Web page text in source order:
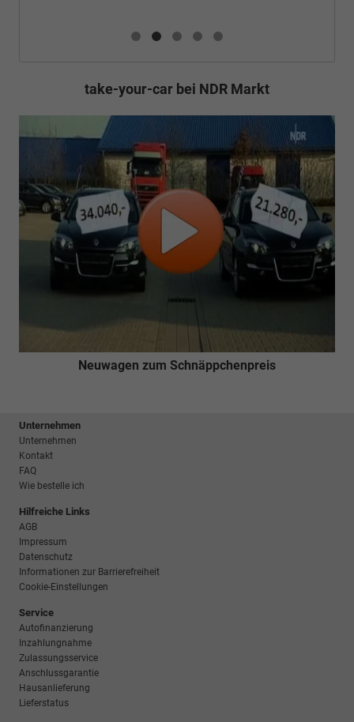
take-your-car bei NDR Markt
Neuwagen zum Schnäppchenpreis
Unternehmen
Unternehmen
Kontakt
FAQ
Wie bestelle ich
Hilfreiche Links
AGB
Impressum
Datenschutz
Informationen zur Barrierefreiheit
Cookie-Einstellungen
Service
Autofinanzierung
Inzahlungnahme
Zulassungsservice
Anschlussgarantie
Hausanlieferung
Lieferstatus